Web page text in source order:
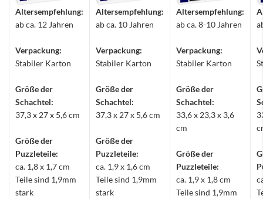
Altersempfehlung:
ab ca. 12 Jahren
Verpackung:
Stabiler Karton
Größe der
Schachtel:
37,3 x 27 x 5,6 cm
Größe der
Puzzleteile:
ca. 1,8 x 1,7 cm
Teile sind 1,9mm
stark
Altersempfehlung:
ab ca. 10 Jahren
Verpackung:
Stabiler Karton
Größe der
Schachtel:
37,3 x 27 x 5,6 cm
Größe der
Puzzleteile:
ca. 1,9 x 1,6 cm
Teile sind 1,9mm
stark
Altersempfehlung:
ab ca. 8-10 Jahren
Verpackung:
Stabiler Karton
Größe der
Schachtel:
33,6 x 23,3 x 3,6
cm
Größe der
Puzzleteile:
ca. 1,9 x 1,8 cm
Teile sind 1,9mm